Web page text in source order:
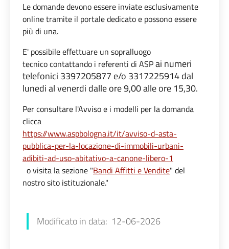
Le domande devono essere inviate esclusivamente
online tramite il portale dedicato e possono essere
più di una.
E' possibile effettuare un sopralluogo
tecnico contattando i referenti di ASPai numeri
telefonici 3397205877 e/o 3317225914 dal
lunedi al venerdi dalle ore 9,00 alle ore 15,30.
Per consultare l'Avviso e i modelli per la domanda
clicca
https://www.aspbologna.it/it/avviso-d-asta-
pubblica-per-la-locazione-di-immobili-urbani-
adibiti-ad-uso-abitativo-a-canone-libero-1
o visita la sezione "Bandi Affitti e Vendite" del
nostro sito istituzionale."
Modificato in data: 12-06-2026